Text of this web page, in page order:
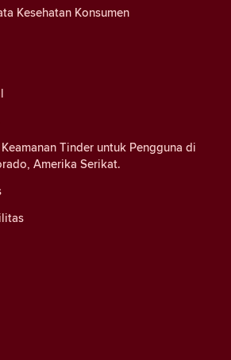
Kesehatan Konsumen
Tinder untuk Pengguna di
Amerika Serikat.